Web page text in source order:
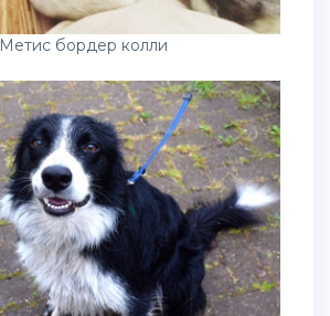
Метис бордер колли